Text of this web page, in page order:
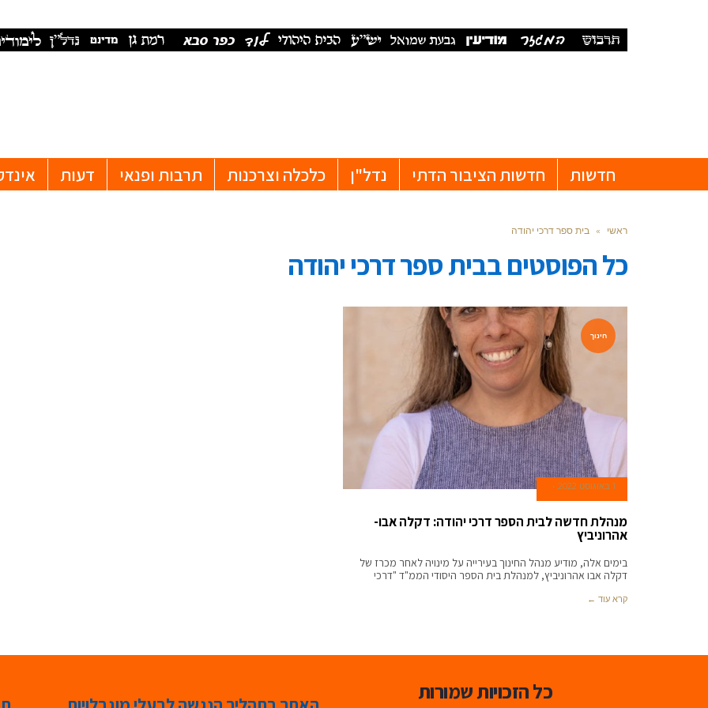
חדשות חדשות הציבור הדתי נדל"ן כלכלה וצרכנות תרבות ופנאי דעות
ראשי » בית ספר דרכי יהודה
כל הפוסטים בבית ספר דרכי יהודה
חינוך
1 באוגוסט 2022
מנהלת חדשה לבית הספר דרכי יהודה: דקלה אבו-
אהרוניביץ
בימים אלה, מודיע מנהל החינוך בעירייה על מינויה לאחר מכרז של
דקלה אבו אהרוניביץ, למנהלת בית הספר היסודי הממ"ד "דרכי
קרא עוד ←
כל הזכויות שמורות